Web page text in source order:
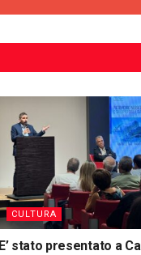
CULTURA
E’ stato presentato a